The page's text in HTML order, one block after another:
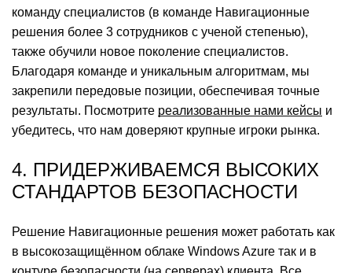
команду специалистов (в команде Навигационные
решения более 3 сотрудников с ученой степенью),
также обучили новое поколение специалистов.
Благодаря команде и уникальным алгоритмам, мы
закрепили передовые позиции, обеспечивая точные
результаты. Посмотрите реализованные нами кейсы и
убедитесь, что нам доверяют крупные игроки рынка.
4. ПРИДЕРЖИВАЕМСЯ ВЫСОКИХ
СТАНДАРТОВ БЕЗОПАСНОСТИ
Решение Навигационные решения может работать как
в высокозащищённом облаке Windows Azure так и в